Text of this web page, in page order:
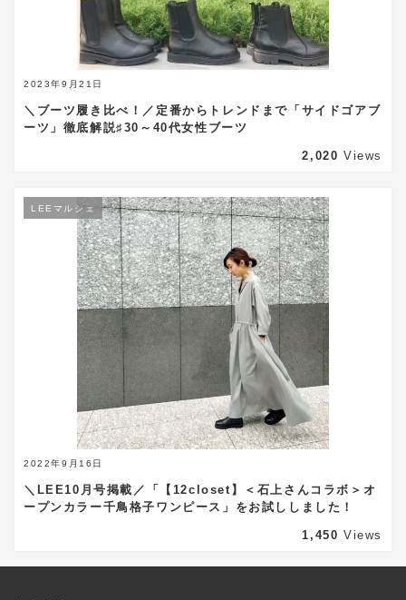
2023年9月21日
＼ブーツ履き比べ！／定番からトレンドまで「サイドゴアブ
ーツ」徹底解説♯30～40代女性ブーツ
2,020 Views
2022年9月16日
LEEマルシェ
＼LEE10月号掲載／「【12closet】＜石上さんコラボ＞オ
ープンカラー千鳥格子ワンピース」をお試ししました！
1,450 Views